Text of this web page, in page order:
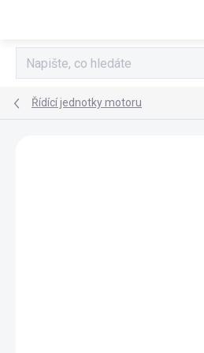
Řídící jednotky motoru